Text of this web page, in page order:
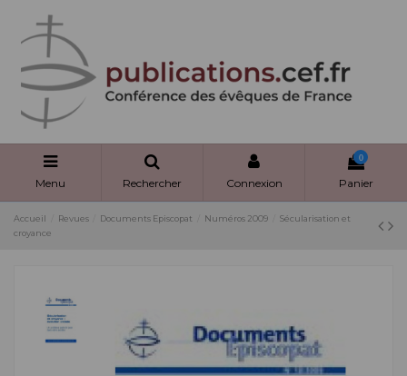
Menu Rechercher Connexion
0
Panier
Accueil Revues Documents Episcopat Numéros 2009
Sécularisation et
croyance